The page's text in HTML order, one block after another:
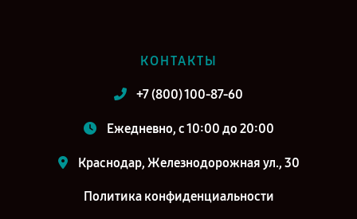
КОНТАКТЫ
+7 (800) 100-87-60
Ежедневно, с 10:00 до 20:00
Краснодар, Железнодорожная ул., 30
Политика конфиденциальности